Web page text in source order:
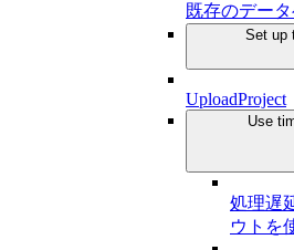
既存のデー
Set up
UploadProject
Use
処理遅
ウトを